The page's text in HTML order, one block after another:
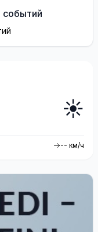
событий
☀️
-- км/ч